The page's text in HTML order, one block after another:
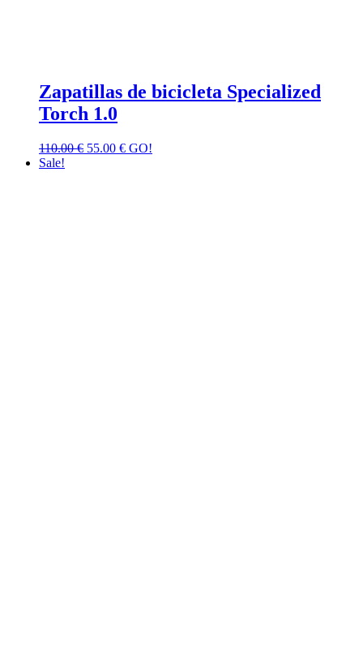
Zapatillas de bicicleta Specialized
Torch 1.0
110.00€ 55.00 € GO!
Sale!